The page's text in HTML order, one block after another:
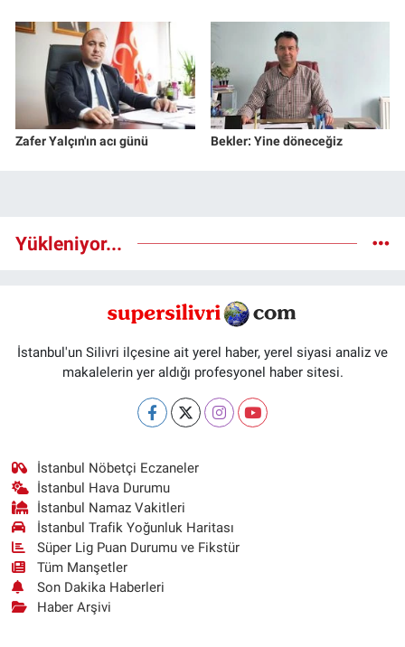
Zafer Yalçın'ın acı günü Bekler: Yine döneceğiz
Yükleniyor...
İstanbul'un Silivri ilçesine ait yerel haber, yerel siyasi analiz ve
makalelerin yer aldığı profesyonel haber sitesi.
İstanbul Nöbetçi Eczaneler
İstanbul Hava Durumu
İstanbul Namaz Vakitleri
İstanbul Trafik Yoğunluk Haritası
Süper Lig Puan Durumu ve Fikstür
Tüm Manşetler
Son Dakika Haberleri
Haber Arşivi